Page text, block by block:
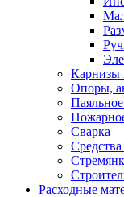
Карнизы
Опоры,
Сварка
Расходные